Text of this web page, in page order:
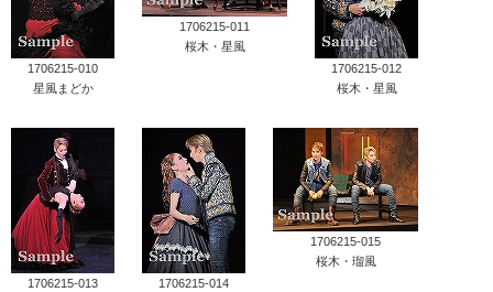
1706215-010
星風まどか
1706215-011
桜木・星風
1706215-012
桜木・星風
1706215-013
1706215-014
1706215-015
桜木・瑠風